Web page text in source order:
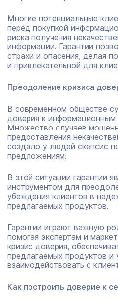
Многие потенциальные
перед покупкой
риска получения
информации. Гарантии
страхи и опасения, делая
и привлекательной для
Преодоление кризиса
В современном обществе
доверия к информационным
Множество случаев
предоставления
создало у людей скепсис
предложениям.
В этой ситуации гарантии
инструментом для
убеждения клиентов в
предлагаемых продуктов.
Гарантии играют важную
помогая экспертам и
кризис доверия,
предлагаемых продуктов и
взаимодействовать с
Как построить доверие к